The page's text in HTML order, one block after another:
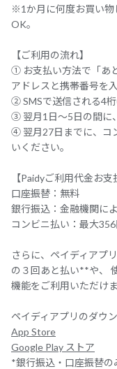
※1か月に何度お買い物
OK。
【ご利用の流れ】
① お支払い方法で「あ
アドレスと携帯番号を入
② SMSで送信される4桁
③ 翌月1日～5日の間に
④ 翌月27日までに、コ
いください。
【Paidyご利用代金お支
口座振替：無料
銀行振込：金融機関に
コンビニ払い：最大356
さらに、ペイディアプ
の３回あと払い**や、
機能をご利用いただけま
ペイディアプリのダウ
App Store
Google Play ストア
*銀行振込・口座振替の